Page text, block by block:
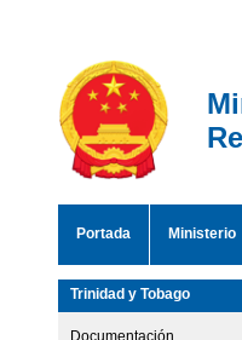
Portada Ministerio
Trinidad y Tobago
Documentación